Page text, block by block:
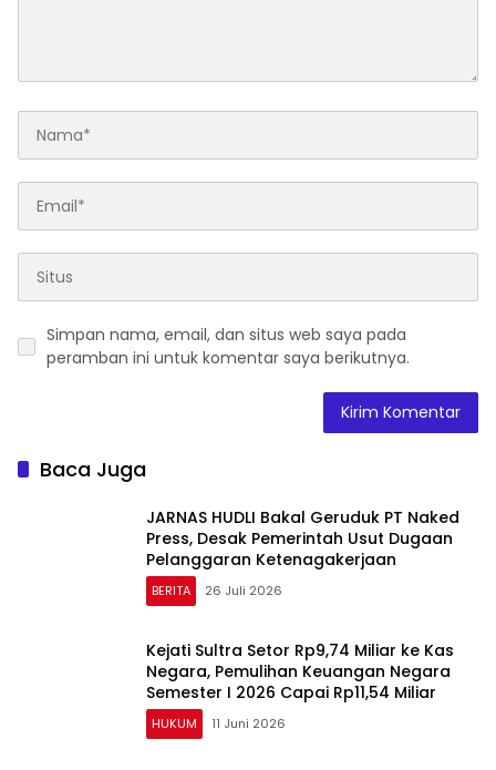
Simpan nama, email, dan situs web saya pada
peramban ini untuk komentar saya berikutnya.
Baca Juga
JARNAS HUDLI Bakal Geruduk PT Naked
Press, Desak Pemerintah Usut Dugaan
Pelanggaran Ketenagakerjaan
BERITA 26 Juli 2026
Kejati Sultra Setor Rp9,74 Miliar ke Kas
Negara, Pemulihan Keuangan Negara
Semester I 2026 Capai Rp11,54 Miliar
HUKUM 11 Juni 2026